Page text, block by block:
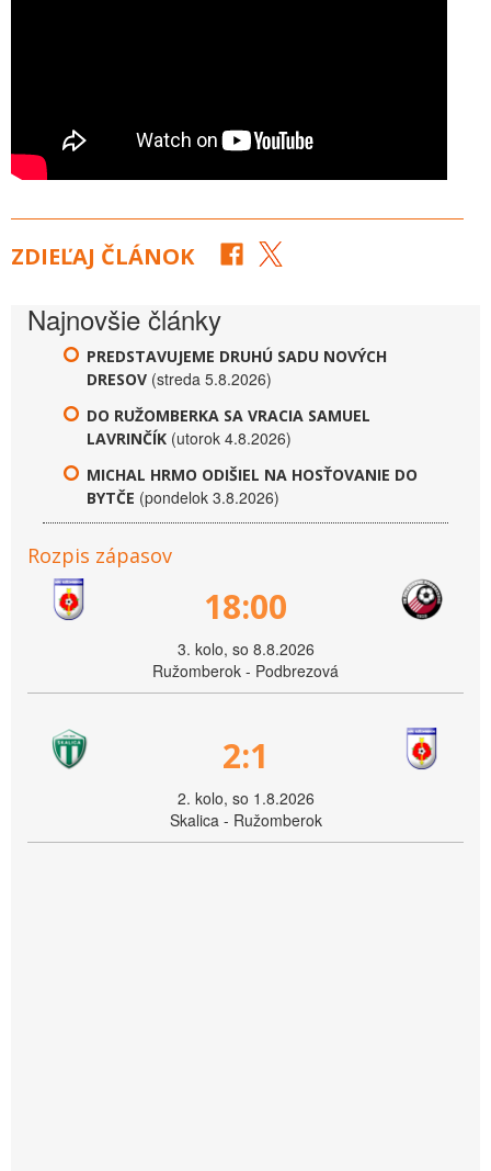
ZDIEĽAJ ČLÁNOK
Najnovšie články
PREDSTAVUJEME DRUHÚ SADU NOVÝCH
DRESOV (streda 5.8.2026)
DO RUŽOMBERKA SA VRACIA SAMUEL
LAVRINČÍK (utorok 4.8.2026)
MICHAL HRMO ODIŠIEL NA HOSŤOVANIE DO
BYTČE (pondelok 3.8.2026)
Rozpis zápasov
18:00
3. kolo, so 8.8.2026
Ružomberok - Podbrezová
2:1
2. kolo, so 1.8.2026
Skalica - Ružomberok